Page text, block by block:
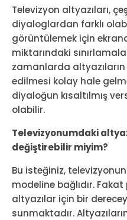
Televizyon altyazıları,
diyaloglardan farklı
görüntülemek için
miktarındaki
zamanlarda
edilmesi kolay hale
diyaloğun kısaltılmış
olabilir.
Televizyonumdaki
değiştirebilir miyim?
Bu isteğiniz,
modeline bağlıdır.
altyazılar için bir
sunmaktadır.